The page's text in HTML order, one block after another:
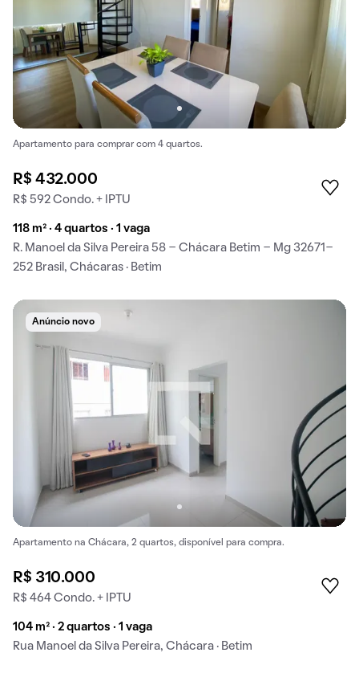
Apartamento para comprar com 4 quartos.
R$ 432.000
R$ 592 Condo. + IPTU
118 m² · 4 quartos · 1 vaga
R. Manoel da Silva Pereira 58 - Chácara Betim - Mg 32671-
252 Brasil, Chácaras · Betim
Anúncio novo
Apartamento na Chácara, 2 quartos, disponível para compra.
R$ 310.000
R$ 464 Condo. + IPTU
104 m² · 2 quartos · 1 vaga
Rua Manoel da Silva Pereira, Chácara · Betim